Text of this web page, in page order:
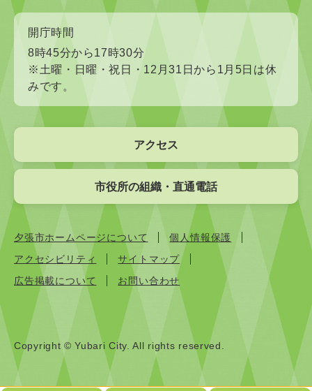
開庁時間
8時45分から17時30分
※土曜・日曜・祝日・12月31日から1月5日は休
みです。
アクセス
市役所の組織・直通電話
夕張市ホームページについて
個人情報保護
アクセシビリティ
サイトマップ
広告掲載について
お問い合わせ
Copyright © Yubari City. All rights reserved.